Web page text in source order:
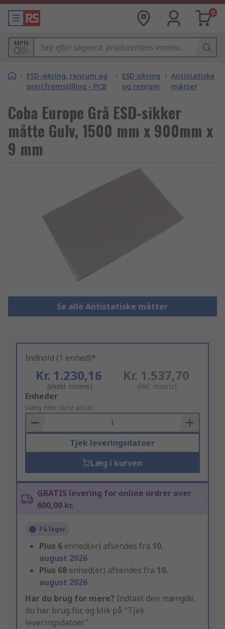
0
MPN
/ ESD-sikring, renrum og
printfremstilling - PCB
/ ESD sikring
og renrum
/ Antistatiske
måtter
Coba Europe Grå ESD-sikker
måtte Gulv, 1500 mm x 900mm x
9 mm
Se alle Antistatiske måtter
Indhold (1 enhed)*
Kr. 1.230,16
(ekskl. moms)
Kr. 1.537,70
(inkl. moms)
Add
to
Basket
Enheder
Vælg eller skriv antal
Tjek leveringsdatoer
Læg i kurven
GRATIS levering for online ordrer over
600,00 kr.
På lager
Plus 6 enhed(er) afsendes fra 10.
august 2026
Plus 68 enhed(er) afsendes fra 10.
august 2026
Har du brug for mere? Indtast den mængde,
du har brug for, og klik på "Tjek
leveringsdatoer"